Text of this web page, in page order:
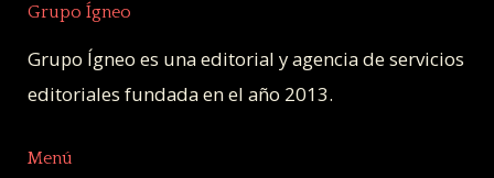
Grupo Ígneo
Grupo Ígneo es una editorial y agencia de servicios
editoriales fundada en el año 2013.
Menú